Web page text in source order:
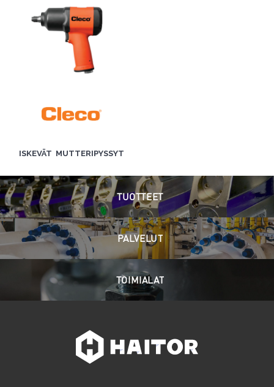
ISKEVÄT MUTTERIPYSSYT
TUOTTEET
PALVELUT
TOIMIALAT